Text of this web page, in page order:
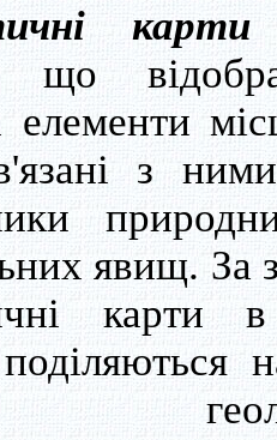
карти
що
елементи
з
явищ. За
карти